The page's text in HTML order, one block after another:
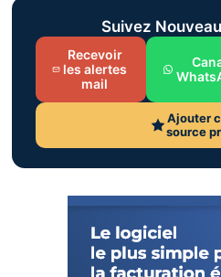
Suivez
Recevoir
les alertes
mail
Ajouter
source